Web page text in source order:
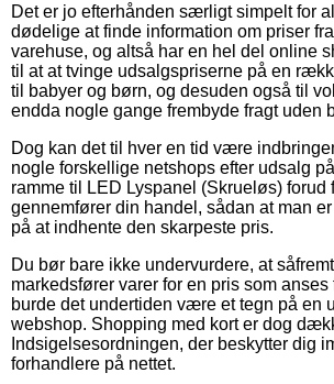
Det er jo efterhånden særligt simpelt for
dødelige at finde information om priser
varehuse, og altså har en hel del online
til at at tvinge udsalgspriserne på en
til babyer og børn, og desuden også til
endda nogle gange frembyde fragt uden
Dog kan det til hver en tid være
nogle forskellige netshops efter udsalg
ramme til LED Lyspanel (Skrueløs) forud
gennemfører din handel, sådan at man
på at indhente den skarpeste pris.
Du bør bare ikke undervurdere, at
markedsfører varer for en pris som anses
burde det undertiden være et tegn på en
webshop. Shopping med kort er dog
Indsigelsesordningen, der beskytter dig
forhandlere på nettet.